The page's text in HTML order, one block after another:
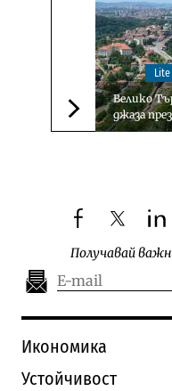
Следваща
Lite
Велико
джаза
facebooktwitter
Получавай
Икономика
Устойчивост